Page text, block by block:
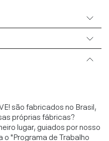
são fabricados no Brasil,
próprias fábricas?
lugar, guiados por nosso
"Programa de Trabalho